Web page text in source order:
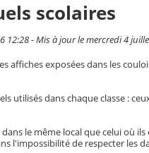
scolaires
12:28 - Mis à jour le mercredi 4
affiches exposées dans les
utilisés dans chaque classe :
le même local que celui où
l'impossibilité de respecter les